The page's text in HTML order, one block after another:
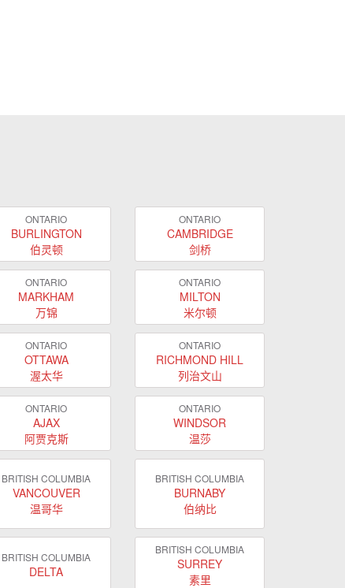
ONTARIO
BURLINGTON
伯灵顿
ONTARIO
CAMBRIDGE
剑桥
ONTARIO
MARKHAM
万锦
ONTARIO
MILTON
米尔顿
ONTARIO
OTTAWA
渥太华
ONTARIO
RICHMOND HILL
列治文山
ONTARIO
AJAX
阿贾克斯
ONTARIO
WINDSOR
温莎
BRITISH COLUMBIA
VANCOUVER
温哥华
BRITISH COLUMBIA
BURNABY
伯纳比
BRITISH COLUMBIA
DELTA
BRITISH COLUMBIA
SURREY
素里